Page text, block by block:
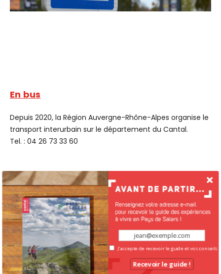
En bus
Depuis 2020, la Région Auvergne-Rhône-Alpes organise le
transport interurbain sur le département du Cantal.
Tel. : 04 26 73 33 60
Horaires de bus
Recevoir le guide !
J'accepte de recevoir le guide et vos conseils